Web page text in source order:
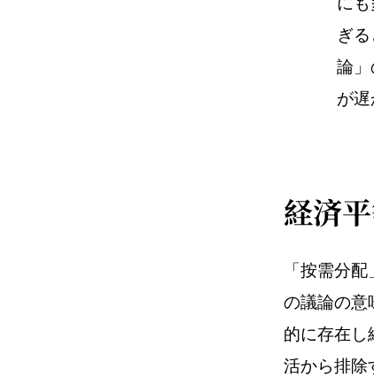
ぎ
論
が遅
経済
「按需分
の議論の意
的に存在し
活から排除